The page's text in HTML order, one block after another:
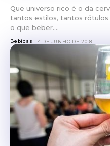
Que universo rico é o da
tantos estilos, tantos
o que beber....
Bebidas 4 DE JUNHO DE 2018